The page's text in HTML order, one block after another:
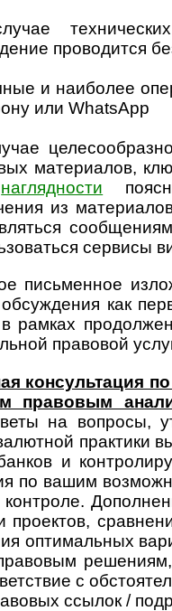
проводится
и наиболее
или WhatsApp
материалов,
наглядности
из
сервисы
письменное
как
рамках
правовой
консультация
пра­во­вым
на воп­росы,
прак­тики
и
по вашим
проек­тов,
опти­маль­ных
с
ссылок /